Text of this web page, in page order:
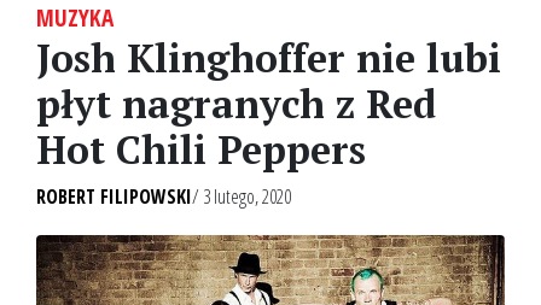
MUZYKA
Josh Klinghoffer nie lubi
płyt nagranych z Red
Hot Chili Peppers
ROBERT FILIPOWSKI/ 3 lutego, 2020